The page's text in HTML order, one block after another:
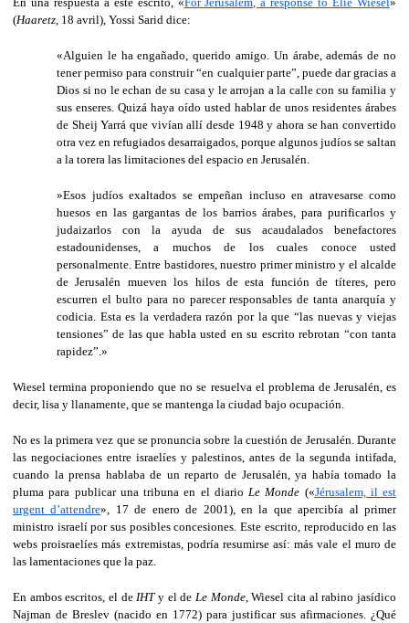
(Haaretz , 18 avril), Yossi Sarid dice:
«Alguien le ha engañado, querido amigo. Un árabe, además de no
tener permiso para construir “en cualquier parte”, puede dar gracias a
Dios si no le echan de su casa y le arrojan a la calle con su familia y
sus enseres. Quizá haya oído usted hablar de unos residentes árabes
de Sheij Yarrá que vivían allí desde 1948 y ahora se han convertido
otra vez en refugiados desarraigados, porque algunos judíos se saltan
a la torera las limitaciones del espacio en Jerusalén.
»Esos judíos exaltados se empeñan incluso en atravesarse como
huesos en las gargantas de los barrios árabes, para purificarlos y
judaizarlos con la ayuda de sus acaudalados benefactores
estadounidenses, a muchos de los cuales conoce usted
personalmente. Entre bastidores, nuestro primer ministro y el alcalde
de Jerusalén mueven los hilos de esta función de títeres, pero
escurren el bulto para no parecer responsables de tanta anarquía y
codicia. Esta es la verdadera razón por la que “las nuevas y viejas
tensiones” de las que habla usted en su escrito rebrotan “con tanta
rapidez”.»
Wiesel termina proponiendo que no se resuelva el problema de Jerusalén, es
decir, lisa y llanamente, que se mantenga la ciudad bajo ocupación.
No es la primera vez que se pronuncia sobre la cuestión de Jerusalén. Durante
las negociaciones entre israelíes y palestinos, antes de la segunda intifada,
cuando la prensa hablaba de un reparto de Jerusalén, ya había tomado la
pluma para publicar una tribuna en el diario Le Monde («Jérusalem, il est
urgent d’attendre», 17 de enero de 2001), en la que apercibía al primer
ministro israelí por sus posibles concesiones. Este escrito, reproducido en las
webs proisraelíes más extremistas, podría resumirse así: más vale el muro de
las lamentaciones que la paz.
En ambos escritos, el de IHTy el de Le Monde, Wiesel cita al rabino jasídico
Najman de Breslev (nacido en 1772) para justificar sus afirmaciones. ¿Qué